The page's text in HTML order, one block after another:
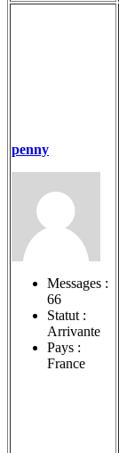
penny
Messages :
66
Statut :
Arrivante
Pays :
France